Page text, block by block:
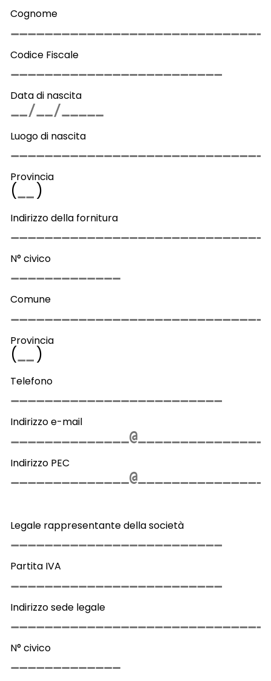
Cognome
Codice Fiscale
Data di nascita
Luogo di nascita
Provincia
( )
Indirizzo della fornitura
N° civico
Comune
Provincia
( )
Telefono
Indirizzo e-mail
Indirizzo PEC
Legale rappresentante della società
Partita IVA
Indirizzo sede legale
N° civico